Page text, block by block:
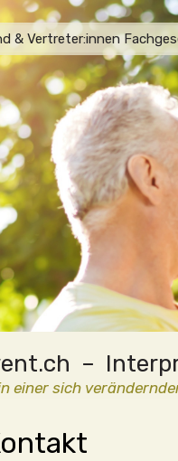
& Vertreter:innen
–
einer sich